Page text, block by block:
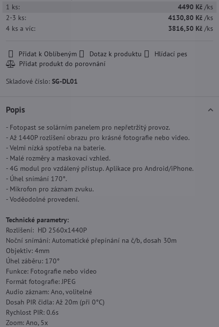
1 ks: 4490 Kč /ks
2-3 ks: 4130,80 Kč /ks
4 ks a víc: 3816,50 Kč /ks
Přidat k Oblíbeným Dotaz k produktu Hlídací pes
Skladové číslo: SG-DL01
Popis
- Fotopast se solárním panelem pro nepřetržitý provoz.
- Až 1440P rozlišení obrazu pro krásné fotografie nebo video.
- Velmi nízká spotřeba na baterie.
- Malé rozměry a maskovací vzhled.
- 4G modul pro vzdálený přístup. Aplikace pro Android/iPhone.
- Úhel snímání 170°.
- Mikrofon pro záznam zvuku.
- Voděodolné provedení.
Technické parametry:
Rozlišení: HD 2560x1440P
Noční snímání: Automatické přepínání na č/b, dosah 30m
Objektiv: 4mm
Úhel záběru: 170°
Funkce: Fotografie nebo video
Formát fotografie: JPEG
Audio záznam: Ano, volitelné
Dosah PIR čidla: Až 20m (při 0°C)
Rychlost PIR: 0.6s
Zoom: Ano, 5x